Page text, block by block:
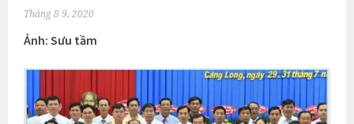
Tháng 8 9, 2020
Ảnh: Sưu tầm